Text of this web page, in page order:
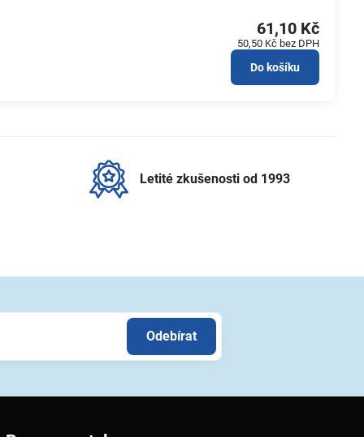
61,10 Kč
50,50 Kč bez DPH
Do košíku
Letité zkušenosti od 1993
Odebírat